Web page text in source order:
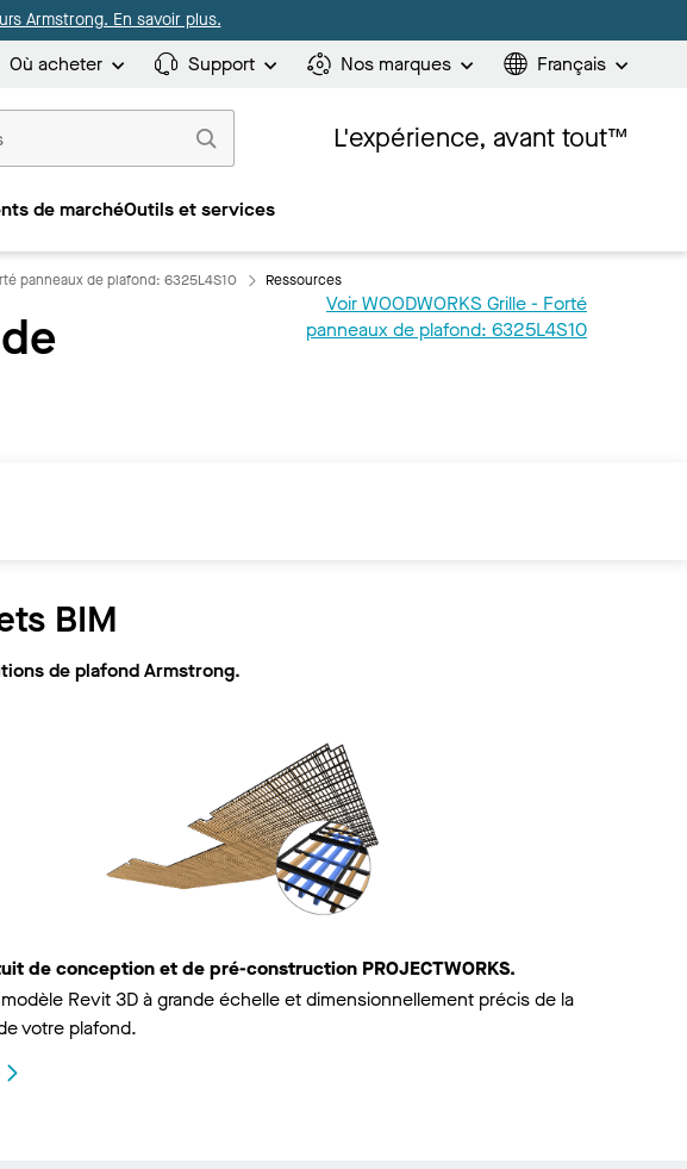
Armstrong. En savoir plus.
Où acheter Support Nos marques Français
L'expérience, avant tout™
de marchéOutils et services
panneaux de plafond: 6325L4S10 Ressources
Voir WOODWORKS Grille - Forté
panneaux de plafond: 6325L4S10
BIM
de plafond Armstrong.
de conception et de pré-construction PROJECTWORKS.
Revit 3D à grande échelle et dimensionnellement précis de la
votre plafond.